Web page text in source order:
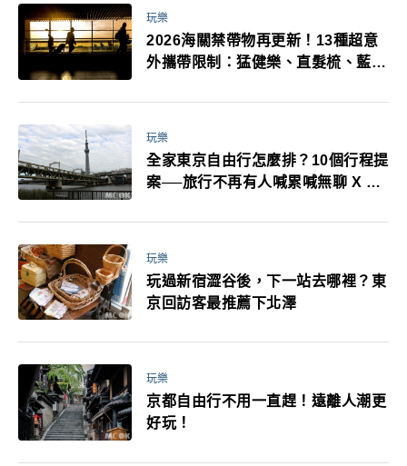
玩樂
2026海關禁帶物再更新！13種超意
外攜帶限制：猛健樂、直髮梳、藍牙
萬！注意事項一次看！
玩樂
全家東京自由行怎麼排？10個行程提
案──旅行不再有人喊累喊無聊 X 爸
玩樂
玩過新宿澀谷後，下一站去哪裡？東
京回訪客最推薦下北澤
玩樂
京都自由行不用一直趕！遠離人潮更
好玩！